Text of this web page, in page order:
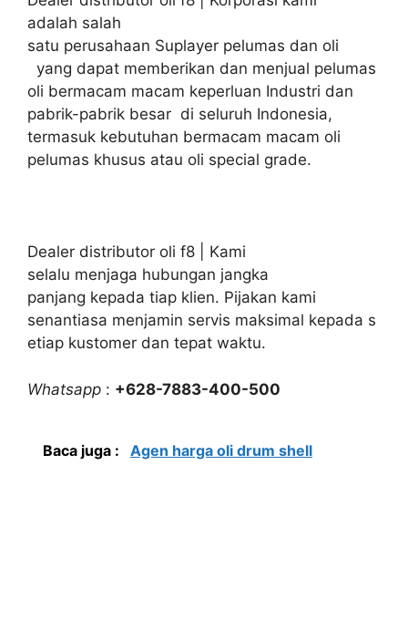
adalah salah
satu perusahaan Suplayer pelumas dan oli
yang dapat memberikan dan menjual pelumas
oli bermacam macam keperluan Industri dan
pabrik-pabrik besar di seluruh Indonesia,
termasuk kebutuhan bermacam macam oli
pelumas khusus atau oli special grade.
Dealer distributor oli f8 | Kami
selalu menjaga hubungan jangka
panjang kepada tiap klien. Pijakan kami
senantiasa menjamin servis maksimal kepada s
etiap kustomer dan tepat waktu.
Whatsapp : +628-7883-400-500
Baca juga : Agen harga oli drum shell